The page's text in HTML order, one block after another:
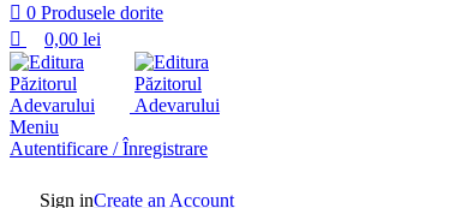
0 Produsele dorite
0,00 lei
Meniu
Autentificare / Înregistrare
Sign inCreate an Account